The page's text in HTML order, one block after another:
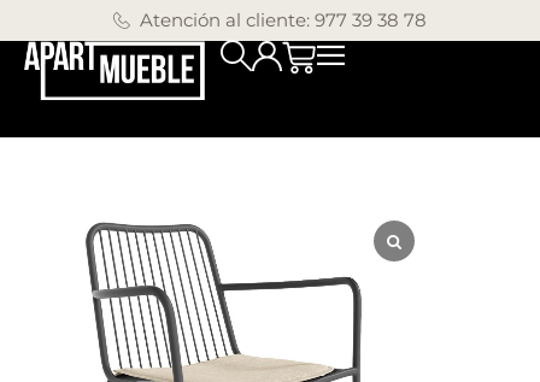
Atención al cliente: 977 39 38 78